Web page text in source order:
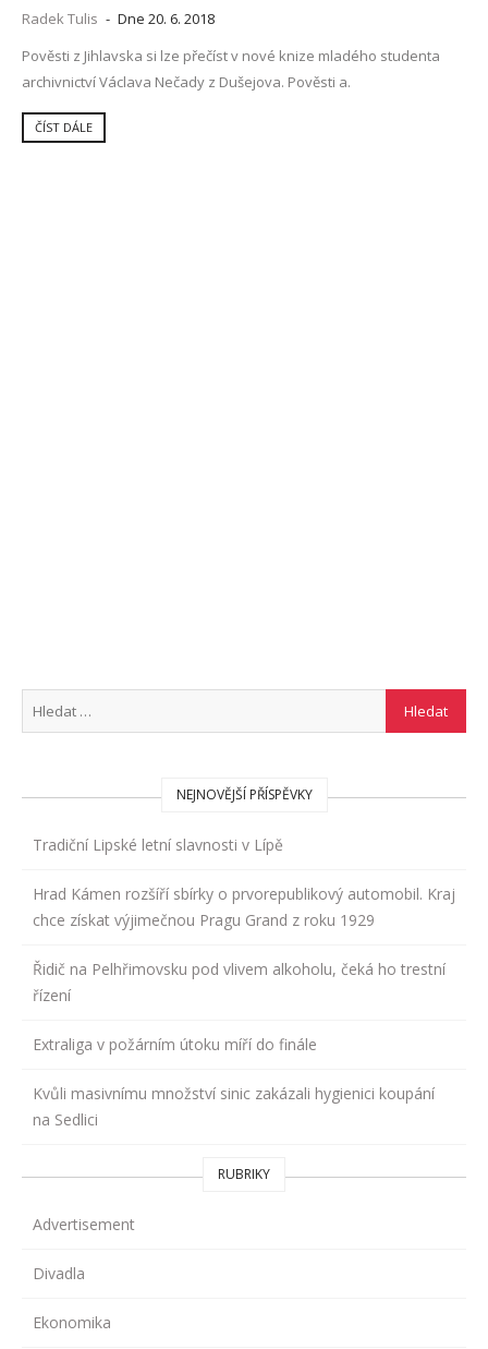
Radek Tulis - Dne 20. 6. 2018
Pověsti z Jihlavska si lze přečíst v nové knize mladého studenta
archivnictví Václava Nečady z Dušejova. Pověsti a.
ČÍST DÁLE
NEJNOVĚJŠÍ PŘÍSPĚVKY
Tradiční Lipské letní slavnosti v Lípě
Hrad Kámen rozšíří sbírky o prvorepublikový automobil. Kraj
chce získat výjimečnou Pragu Grand z roku 1929
Řidič na Pelhřimovsku pod vlivem alkoholu, čeká ho trestní
řízení
Extraliga v požárním útoku míří do finále
Kvůli masivnímu množství sinic zakázali hygienici koupání
na Sedlici
RUBRIKY
Advertisement
Divadla
Ekonomika